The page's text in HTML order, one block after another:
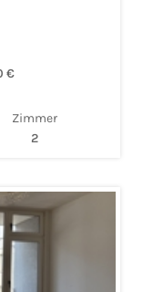
€
Zimmer
2